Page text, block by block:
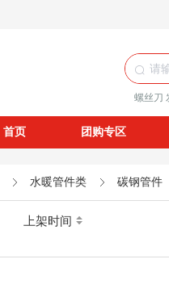
螺丝刀
首页 团购专区
水暖管件类 碳钢管件
上架时间